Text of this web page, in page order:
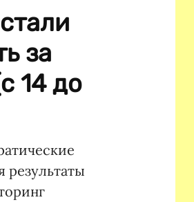
за
14 до
результаты